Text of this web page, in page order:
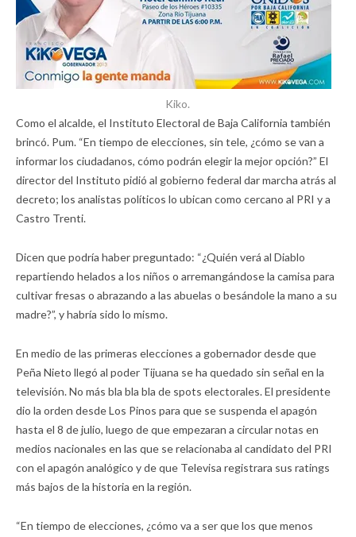
Kiko.
Como el alcalde, el Instituto Electoral de Baja California también
brincó. Pum. “En tiempo de elecciones, sin tele, ¿cómo se van a
informar los ciudadanos, cómo podrán elegir la mejor opción?” El
director del Instituto pidió al gobierno federal dar marcha atrás al
decreto; los analistas políticos lo ubican como cercano al PRI y a
Castro Trenti.
Dicen que podría haber preguntado: “¿Quién verá al Diablo
repartiendo helados a los niños o arremangándose la camisa para
cultivar fresas o abrazando a las abuelas o besándole la mano a su
madre?”, y habría sido lo mismo.
En medio de las primeras elecciones a gobernador desde que
Peña Nieto llegó al poder Tijuana se ha quedado sin señal en la
televisión. No más bla bla bla de spots electorales. El presidente
dio la orden desde Los Pinos para que se suspenda el apagón
hasta el 8 de julio, luego de que empezaran a circular notas en
medios nacionales en las que se relacionaba al candidato del PRI
con el apagón analógico y de que Televisa registrara sus ratings
más bajos de la historia en la región.
“En tiempo de elecciones, ¿cómo va a ser que los que menos